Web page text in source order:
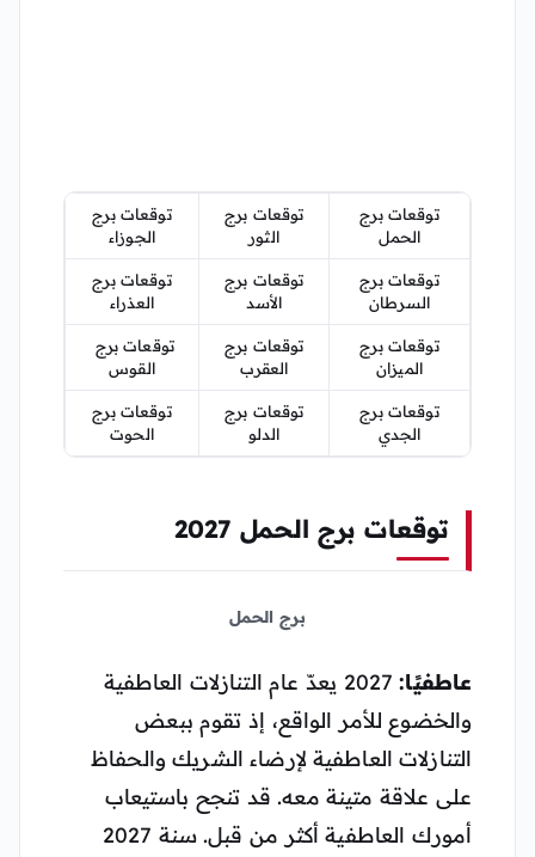
توقعات برج
الحمل
توقعات برج
الثور
توقعات برج
الجوزاء
توقعات برج
السرطان
توقعات برج
الأسد
توقعات برج
العذراء
توقعات برج
الميزان
توقعات برج
العقرب
توقعات برج
القوس
توقعات برج
الجدي
توقعات برج
الدلو
توقعات برج
الحوت
توقعات برج الحمل 2027
برج الحمل
عاطفيًا:
2027 يعدّ عام التنازلات العاطفية
والخضوع للأمر الواقع، إذ تقوم ببعض
التنازلات العاطفية لإرضاء الشريك والحفاظ
على علاقة متينة معه. قد تنجح باستيعاب
أمورك العاطفية أكثر من قبل. سنة 2027